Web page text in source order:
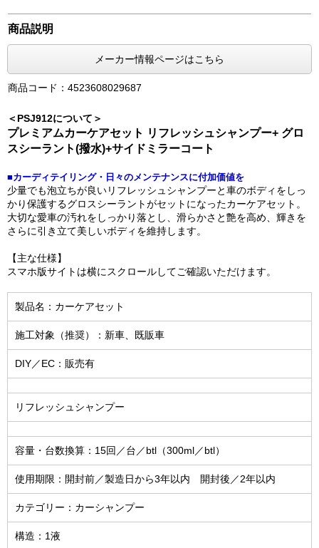
商品説明
メーカー情報ページはこちら
商品コード：4523608029687
＜PSJ912について＞
プレミアムカーケアセット リフレッシュシャンプー+ グロ
スシーラント(撥水)+サイドミラーコート
■カーディテイリング・日々のメンテナンスに付加価値を
少量でも泡立ちが良いリフレッシュシャンプーと車のボディをしっ
かり保護するグロスシーラントがセットになったカーケアセット。
大切な愛車の汚れをしっかり落とし、滑らかさと艶を高め、輝きを
さらに引き立て美しいボディを維持します。
【主な仕様】
スマホ版サイトは横にスクロールしてご確認いただけます。
製品名：カーケアセット
施工対象（推奨）：新車、既販車
DIY／EC：販売有
リフレッシュシャンプー
容量・台数換算：15回／台／btl（300ml／btl）
使用期限：開封前／製造日から3年以内 開封後／2年以内
カテゴリー：カーシャンプー
構造：1液